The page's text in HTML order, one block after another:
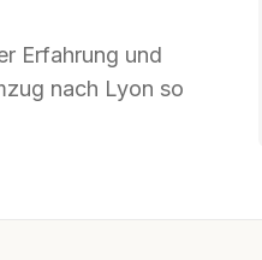
Erfahrung und
nach Lyon so